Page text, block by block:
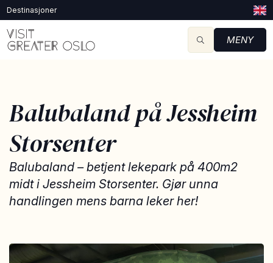
Destinasjoner
MENY
Balubaland på Jessheim
Storsenter
Balubaland – betjent lekepark på 400m2
midt i Jessheim Storsenter. Gjør unna
handlingen mens barna leker her!